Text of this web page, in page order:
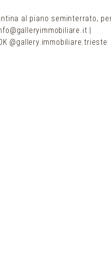
al piano seminterrato,
|